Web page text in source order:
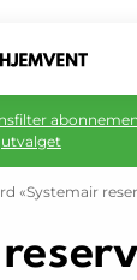
utvalget
«Systemair